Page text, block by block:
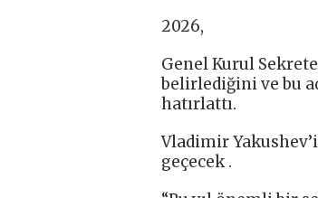
2026,
Genel Kurul
belirlediğini ve bu
hatırlattı.
Vladimir
geçecek .